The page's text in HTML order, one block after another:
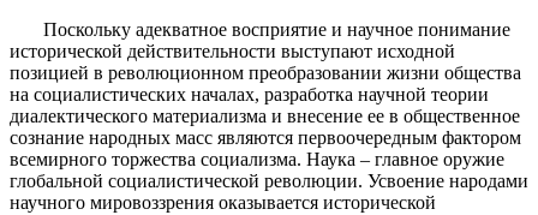
Поскольку адекватное восприятие и научное понимание
исторической действительности выступают исходной
позицией в революционном преобразовании жизни общества
на социалистических началах, разработка научной теории
диалектического материализма и внесение ее в общественное
сознание народных масс являются первоочередным фактором
всемирного торжества социализма. Наука – главное оружие
глобальной социалистической революции. Усвоение народами
научного мировоззрения оказывается исторической